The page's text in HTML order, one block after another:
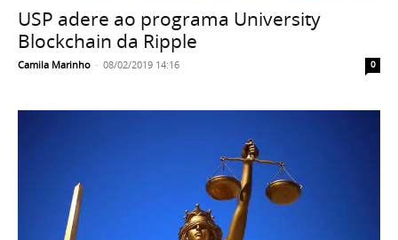
USP adere ao programa University
Blockchain da Ripple
Camila Marinho - 08/02/2019 14:16 0